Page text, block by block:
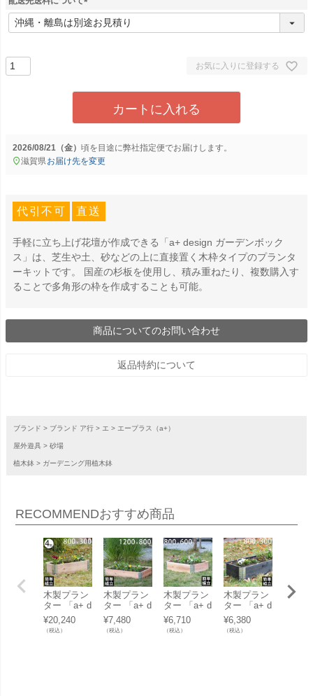
(
必
お気に入りに登録する
カートに入れる
2026/08/21（金） に弊社指定便でお届けします。
滋賀県お届け先を変更
代引不可 直送
手軽に立ち上げ花壇が作成できる「a+ design ガーデンボック
ス」は、芝生や土、砂などの上に直接置く木枠タイプのプランタ
ーキットです。 国産の杉板を使用し、積み重ねたり、複数購入す
ることで多角形の枠を作成することも可能。
商品についてのお問い合わせ
返品特約について
ブランド ブランド ア行 エ エープラス（a+）
屋外遊具 砂場
植木鉢 ガーデニング用植木鉢
RECOMMENDおすすめ商品
木製プラン
ター 「a+ d
esign ガー
デンボック
ス800×300
¥20,240
（税込）
木製プラン
ター 「a+ d
esign ガー
デンボック
ス1200×800
¥7,480
（税込）
木製プラン
ター 「a+ d
esign ガー
デンボック
ス 800×600
¥6,710
（税込）
木製プラン
ター 「a+ d
esign ガー
デンボック
ス 800×300
¥6,380
（税込）
木製